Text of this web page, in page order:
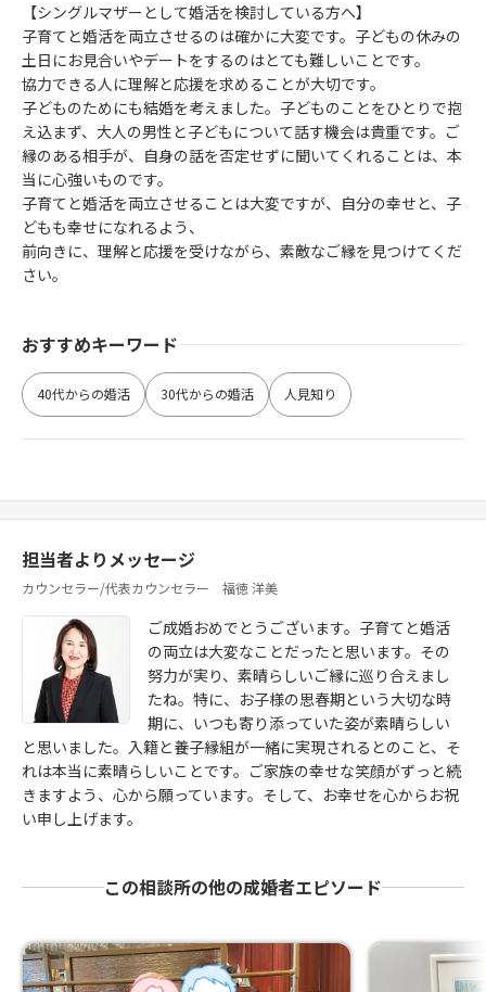
【シングルマザーとして婚活を検討している方へ】
子育てと婚活を両立させるのは確かに大変です。子どもの休みの
土日にお見合いやデートをするのはとても難しいことです。
協力できる人に理解と応援を求めることが大切です。
子どものためにも結婚を考えました。子どものことをひとりで抱
え込まず、大人の男性と子どもについて話す機会は貴重です。ご
縁のある相手が、自身の話を否定せずに聞いてくれることは、本
当に心強いものです。
子育てと婚活を両立させることは大変ですが、自分の幸せと、子
どもも幸せになれるよう、
前向きに、理解と応援を受けながら、素敵なご縁を見つけてくだ
さい。
おすすめキーワード
40代からの婚活 30代からの婚活 人見知り
担当者よりメッセージ
カウンセラー/代表カウンセラー 福徳 洋美
ご成婚おめでとうございます。子育てと婚活
の両立は大変なことだったと思います。その
努力が実り、素晴らしいご縁に巡り合えまし
たね。特に、お子様の思春期という大切な時
期に、いつも寄り添っていた姿が素晴らしい
と思いました。入籍と養子縁組が一緒に実現されるとのこと、そ
れは本当に素晴らしいことです。ご家族の幸せな笑顔がずっと続
きますよう、心から願っています。そして、お幸せを心からお祝
い申し上げます。
この相談所の他の成婚者エピソード